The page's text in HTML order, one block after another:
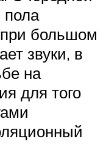
пола
большом
звуки, в
на
для того